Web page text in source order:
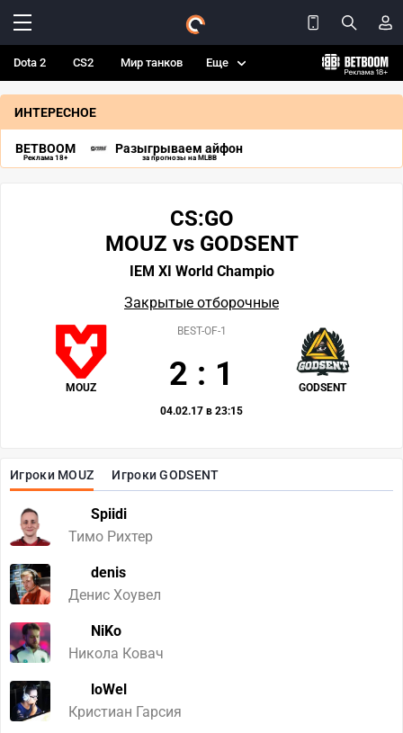
Dota 2 CS2 Мир танков Еще
ИНТЕРЕСНОЕ
BETBOOM
Реклама 18+
Разыгрываем айфон
за прогнозы на MLBB
Игроки MOUZ Игроки GODSENT
Spiidi
Тимо Рихтер
denis
Денис Хоувел
NiKo
Никола Ковач
loWel
Кристиан Гарсия
CS:GO
MOUZ vs GODSENT
IEM XI World Champio
Закрытые отборочные
MOUZ GODSENT
BEST-OF-1
2 : 1
04.02.17 в 23:15